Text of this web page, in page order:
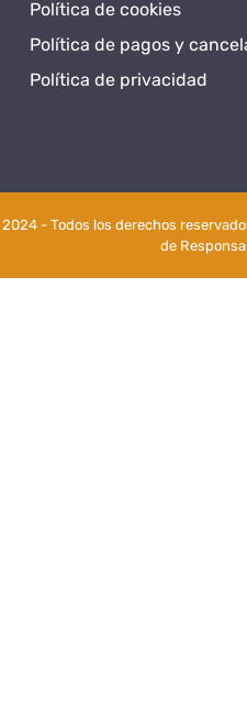
Política de cookies
Política de pagos y
Política de privacidad
2024 - Todos los derechos
de